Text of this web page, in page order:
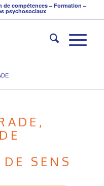
compétences – Formation –
psychosociaux
SENS